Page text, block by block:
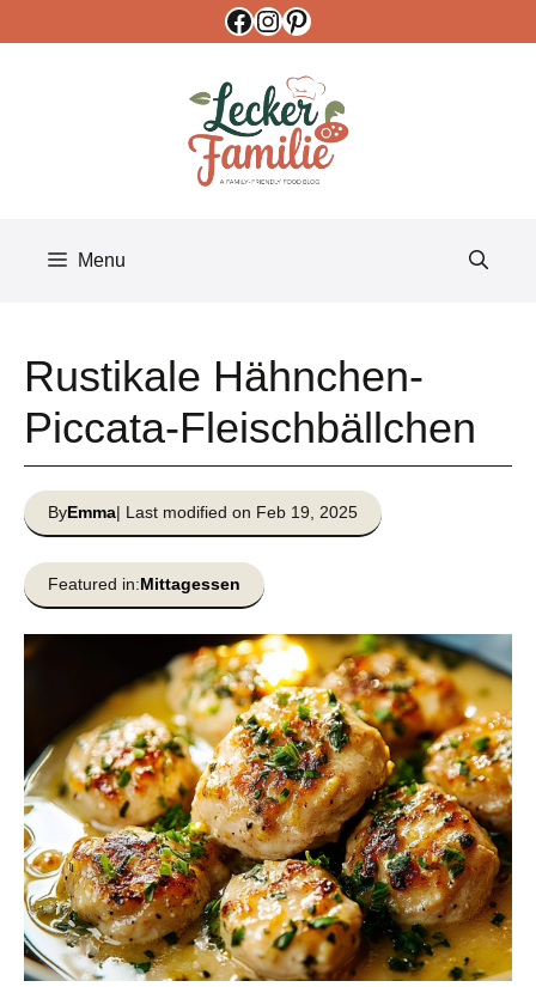
Facebook
Instagram
Pinterest
Menu
Rustikale Hähnchen-
Piccata-Fleischbällchen
ByEmma| Last modified on Feb 19, 2025
Featured in:Mittagessen